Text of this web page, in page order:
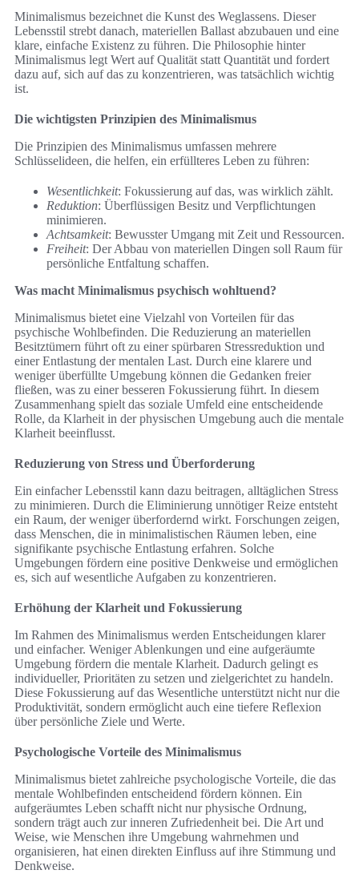
Minimalismus bezeichnet die Kunst des Weglassens. Dieser
Lebensstil strebt danach, materiellen Ballast abzubauen und eine
klare, einfache Existenz zu führen. Die Philosophie hinter
Minimalismus legt Wert auf Qualität statt Quantität und fordert
dazu auf, sich auf das zu konzentrieren, was tatsächlich wichtig
ist.
Die wichtigsten Prinzipien des Minimalismus
Die Prinzipien des Minimalismus umfassen mehrere
Schlüsselideen, die helfen, ein erfüllteres Leben zu führen:
Wesentlichkeit: Fokussierung auf das, was wirklich zählt.
Reduktion: Überflüssigen Besitz und Verpflichtungen
minimieren.
Achtsamkeit: Bewusster Umgang mit Zeit und Ressourcen.
Freiheit: Der Abbau von materiellen Dingen soll Raum für
persönliche Entfaltung schaffen.
Was macht Minimalismus psychisch wohltuend?
Minimalismus bietet eine Vielzahl von Vorteilen für das
psychische Wohlbefinden. Die Reduzierung an materiellen
Besitztümern führt oft zu einer spürbaren Stressreduktion und
einer Entlastung der mentalen Last. Durch eine klarere und
weniger überfüllte Umgebung können die Gedanken freier
fließen, was zu einer besseren Fokussierung führt. In diesem
Zusammenhang spielt das soziale Umfeld eine entscheidende
Rolle, da Klarheit in der physischen Umgebung auch die mentale
Klarheit beeinflusst.
Reduzierung von Stress und Überforderung
Ein einfacher Lebensstil kann dazu beitragen, alltäglichen Stress
zu minimieren. Durch die Eliminierung unnötiger Reize entsteht
ein Raum, der weniger überfordernd wirkt. Forschungen zeigen,
dass Menschen, die in minimalistischen Räumen leben, eine
signifikante psychische Entlastung erfahren. Solche
Umgebungen fördern eine positive Denkweise und ermöglichen
es, sich auf wesentliche Aufgaben zu konzentrieren.
Erhöhung der Klarheit und Fokussierung
Im Rahmen des Minimalismus werden Entscheidungen klarer
und einfacher. Weniger Ablenkungen und eine aufgeräumte
Umgebung fördern die mentale Klarheit. Dadurch gelingt es
individueller, Prioritäten zu setzen und zielgerichtet zu handeln.
Diese Fokussierung auf das Wesentliche unterstützt nicht nur die
Produktivität, sondern ermöglicht auch eine tiefere Reflexion
über persönliche Ziele und Werte.
Psychologische Vorteile des Minimalismus
Minimalismus bietet zahlreiche psychologische Vorteile, die das
mentale Wohlbefinden entscheidend fördern können. Ein
aufgeräumtes Leben schafft nicht nur physische Ordnung,
sondern trägt auch zur inneren Zufriedenheit bei. Die Art und
Weise, wie Menschen ihre Umgebung wahrnehmen und
organisieren, hat einen direkten Einfluss auf ihre Stimmung und
Denkweise.